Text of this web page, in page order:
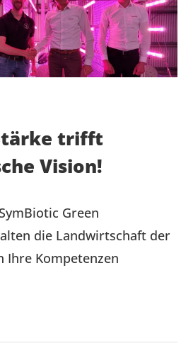
trifft
Vision!
Green
die Landwirtschaft der
Ihre Kompetenzen